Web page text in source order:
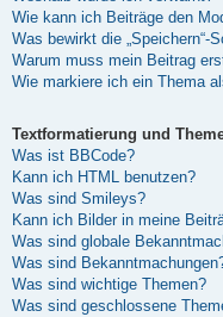
Wie kann ich Beiträge den
Was bewirkt die
Warum muss mein Beitrag
Wie markiere ich ein Thema
Textformatierung und
Was ist BBCode?
Kann ich HTML benutzen?
Was sind Smileys?
Kann ich Bilder in meine
Was sind globale
Was sind
Was sind wichtige Themen?
Was sind geschlossene